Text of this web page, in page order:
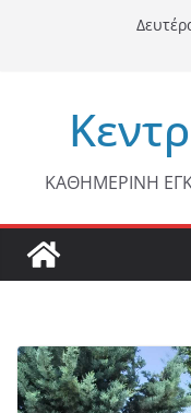
ΚΑΘΗΜΕΡΙΝΗ